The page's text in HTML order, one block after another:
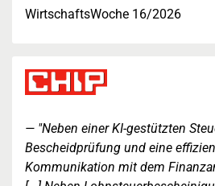
WirtschaftsWoche 16/2026
"Neben einer KI-gestützten
Bescheidprüfung und eine
Kommunikation mit dem